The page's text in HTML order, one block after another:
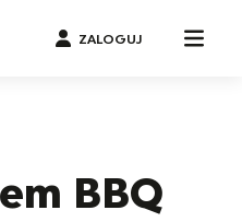
ZALOGUJ
BBQ